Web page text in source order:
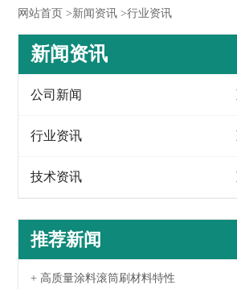
网站首页 >新闻资讯 >行业资讯
新闻资讯
公司新闻
行业资讯
技术资讯
推荐新闻
+ 高质量涂料滚筒刷材料特性